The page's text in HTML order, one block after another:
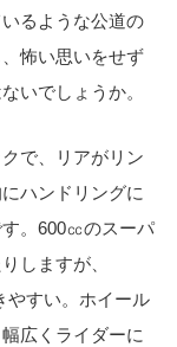
るような公道の
怖い思いをせず
いでしょうか。
で、リアがリン
ハンドリングに
。600㏄のスーパ
しますが、
やすい。ホイール
広くライダーに